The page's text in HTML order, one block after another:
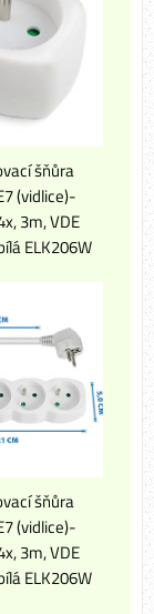
šňůra
(vidlice)-
3m, VDE
ELK206W
šňůra
(vidlice)-
3m, VDE
ELK206W